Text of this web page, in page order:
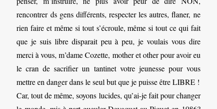
rencontrer ds gens différents, respecter les autres, flaner, ne
rien faire et même si tout s’écroule, même si tout ce qui fait
que je suis libre disparait peu à peu, je voulais vous dire
merci à vous, m’dame Cozette, mother et other pour avoir eu
le cran de sacrifier un tantinet votre jeunesse pour vous
mettre en danger dans le seul but que je puisse être LIBRE !
Car, tout de même, soyons lucides, qu’ai-je fait pour changer